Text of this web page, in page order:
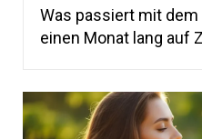
Was passiert mit dem
einen Monat lang auf